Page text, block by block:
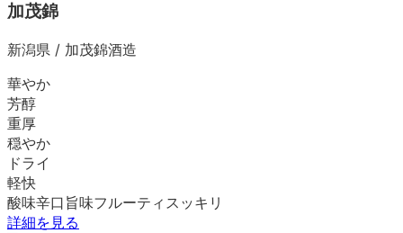
加茂錦
新潟県 / 加茂錦酒造
華やか
芳醇
重厚
穏やか
ドライ
軽快
酸味辛口 旨味フルーティ スッキリ
詳細を見る